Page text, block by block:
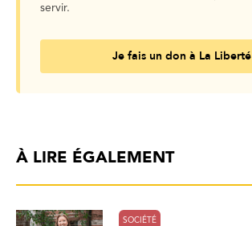
servir.
Je fais un don à La Liberté
À LIRE ÉGALEMENT
SOCIÉTÉ